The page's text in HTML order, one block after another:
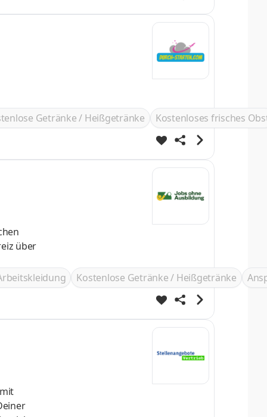
Getränke / Heißgetränke
Kostenloses frisches
Kostenlose Getränke / Heißgetränke